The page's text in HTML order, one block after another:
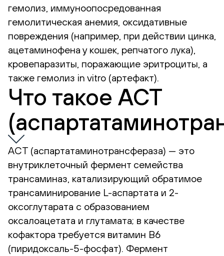
гемолиз, иммуноопосредованная
гемолитическая анемия, оксидативные
повреждения (например, при действии цинка,
ацетаминофена у кошек, репчатого лука),
кровепаразиты, поражающие эритроциты, а
также гемолиз in vitro (артефакт).
Что такое АСТ
АСТ (аспартатаминотрансфераза) — это
внутриклеточный фермент семейства
трансаминаз, катализирующий обратимое
трансаминирование L-аспартата и 2-
оксоглутарата с образованием
оксалоацетата и глутамата; в качестве
кофактора требуется витамин B6
(пиридоксаль-5-фосфат). Фермент